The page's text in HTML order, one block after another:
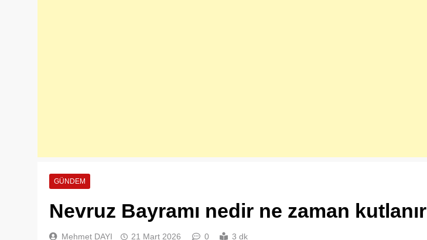
GÜNDEM
Nevruz Bayramı nedir ne zaman kutlanır
Mehmet DAYI 21 Mart 2026 0 3 dk